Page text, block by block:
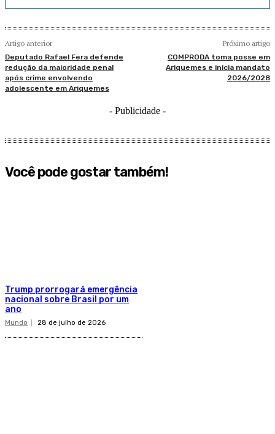
Artigo anterior
Deputado Rafael Fera defende
redução da maioridade penal
após crime envolvendo
adolescente em Ariquemes
Próximo artigo
COMPRODA toma posse em
Ariquemes e inicia mandato
2026/2028
- Publicidade -
Você pode gostar também!
Trump prorrogará emergência
nacional sobre Brasil por um
ano
Mundo 28 de julho de 2026